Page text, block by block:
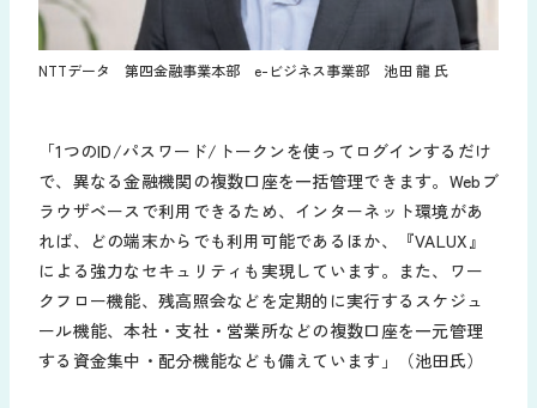
NTTデータ 第四金融事業本部 e-ビジネス事業部 池田 龍 氏
「1つのID/パスワード/トークンを使ってログインするだけ
で、異なる金融機関の複数口座を一括管理できます。Webブ
ラウザベースで利用できるため、インターネット環境があ
れば、どの端末からでも利用可能であるほか、『VALUX』
による強力なセキュリティも実現しています。また、ワー
クフロー機能、残高照会などを定期的に実行するスケジュ
ール機能、本社・支社・営業所などの複数口座を一元管理
する資金集中・配分機能なども備えています」（池田氏）